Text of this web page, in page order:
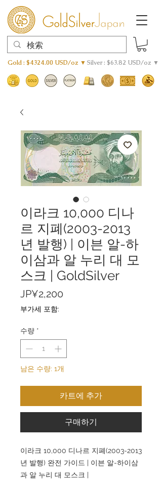
Gold : $4324.00 USD/oz ▼ Silver : $63.82 USD/oz ▼
이라크 10,000 디나
르 지폐(2003-2013
년 발행) | 이븐 알-하
이삼과 알 누리 대 모
스크 | GoldSilver
JP¥2,200
부가세 포함:
수량 *
남은 수량: 1개
카트에 추가
구매하기
이라크 10,000 디나르 지폐(2003-2013
년 발행) 완전 가이드 | 이븐 알-하이삼
과 알 누리 대 모스크 |